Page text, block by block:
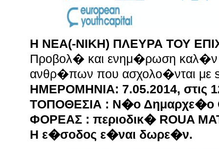
Η ΝΕΑ(-ΝΙΚΗ) ΠΛΕΥΡΑ ΤΟΥ
Προβολ� και ενημ�ρωση
ανθρ�πων που ασχολο�νται με
ΗΜΕΡΟΜΗΝΙΑ: 7.05.2014, στις
ΤΟΠΟΘΕΣΙΑ : Ν�ο Δημαρχε�ο
ΦΟΡΕΑΣ : περιοδικ� ROUA
Η ε�σοδος ε�ναι δωρε�ν.